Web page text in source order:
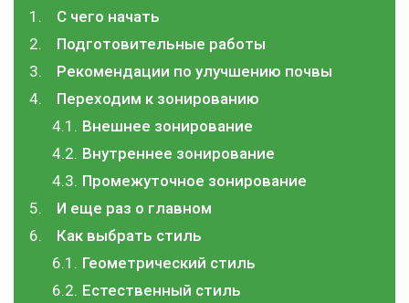
С чего начать
Подготовительные работы
Рекомендации по улучшению почвы
Переходим к зонированию
Внешнее зонирование
Внутреннее зонирование
Промежуточное зонирование
И еще раз о главном
Как выбрать стиль
Геометрический стиль
Естественный стиль